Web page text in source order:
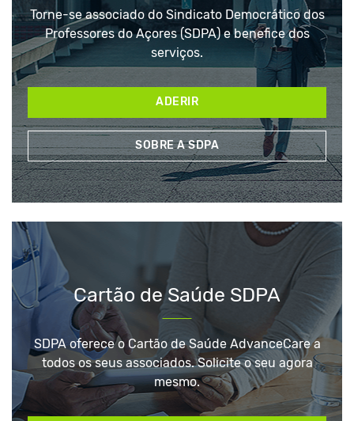
Torne-se associado do Sindicato Democrático dos
Professores do Açores (SDPA) e benefice dos
serviços.
ADERIR
SOBRE A SDPA
Cartão de Saúde SDPA
SDPA oferece o Cartão de Saúde AdvanceCare a
todos os seus associados. Solicite o seu agora
mesmo.